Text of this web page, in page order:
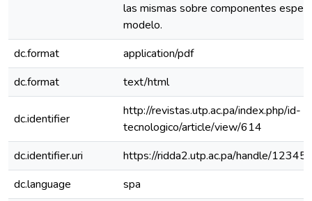
las mismas sobre componentes
modelo.
dc.format
application/pdf
dc.format
text/html
dc.identifier
http://revistas.utp.ac.pa/index.php/id-
tecnologico/article/view/614
dc.identifier.uri
https://ridda2.utp.ac.pa/handle/
dc.language
spa